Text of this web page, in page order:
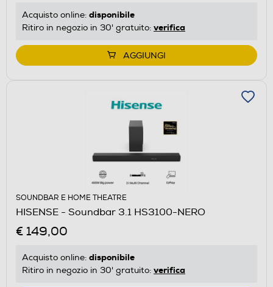
Acquisto online: disponibile
Ritiro in negozio in 30' gratuito: verifica
AGGIUNGI
SOUNDBAR E HOME THEATRE
HISENSE - Soundbar 3.1 HS3100-NERO
€ 149,00
Acquisto online: disponibile
Ritiro in negozio in 30' gratuito: verifica